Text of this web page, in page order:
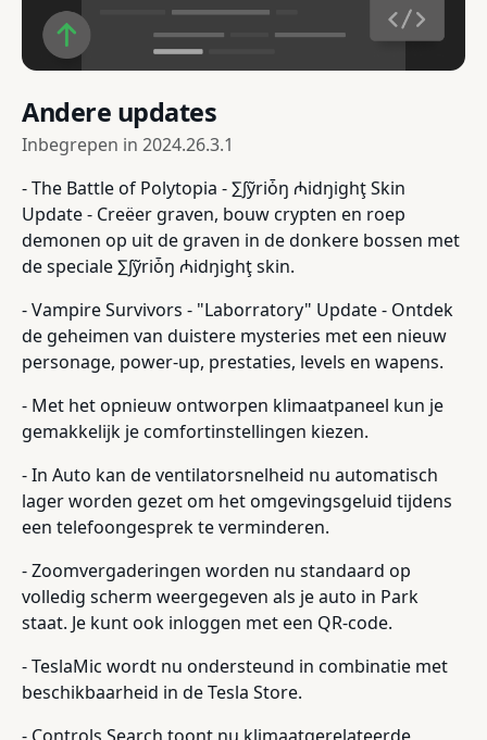
Andere updates
Inbegrepen in 2024.26.3.1
- The Battle of Polytopia - ∑∫ỹriȱŋ ₼idŋighţ Skin
Update - Creëer graven, bouw crypten en roep
demonen op uit de graven in de donkere bossen met
de speciale ∑∫ỹriȱŋ ₼idŋighţ skin.
- Vampire Survivors - "Laborratory" Update - Ontdek
de geheimen van duistere mysteries met een nieuw
personage, power-up, prestaties, levels en wapens.
- Met het opnieuw ontworpen klimaatpaneel kun je
gemakkelijk je comfortinstellingen kiezen.
- In Auto kan de ventilatorsnelheid nu automatisch
lager worden gezet om het omgevingsgeluid tijdens
een telefoongesprek te verminderen.
- Zoomvergaderingen worden nu standaard op
volledig scherm weergegeven als je auto in Park
staat. Je kunt ook inloggen met een QR-code.
- TeslaMic wordt nu ondersteund in combinatie met
beschikbaarheid in de Tesla Store.